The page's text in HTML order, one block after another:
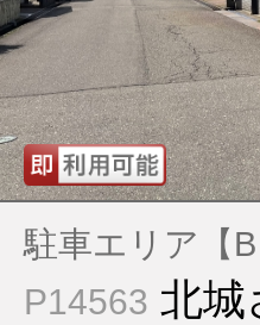
駐車エリア【
P14563 北城